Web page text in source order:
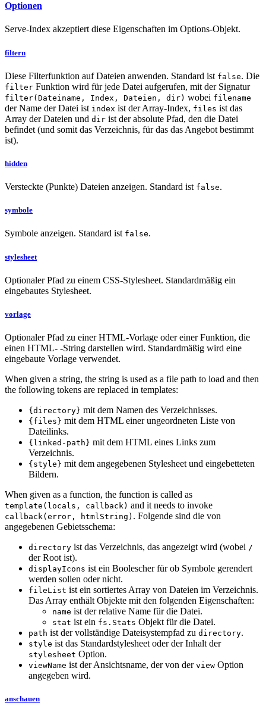
Optionen
Serve-Index akzeptiert diese Eigenschaften im Options-Objekt.
filtern
Diese Filterfunktion auf Dateien anwenden. Standard ist false. Die
filter Funktion wird für jede Datei aufgerufen, mit der Signatur
filter(Dateiname, Index, Dateien, dir) wobei filename
der Name der Datei ist index ist der Array-Index, files ist das
Array der Dateien und dir ist der absolute Pfad, den die Datei
befindet (und somit das Verzeichnis, für das das Angebot bestimmt
ist).
hidden
Versteckte (Punkte) Dateien anzeigen. Standard ist false.
symbole
Symbole anzeigen. Standard ist false.
stylesheet
Optionaler Pfad zu einem CSS-Stylesheet. Standardmäßig ein
eingebautes Stylesheet.
vorlage
Optionaler Pfad zu einer HTML-Vorlage oder einer Funktion, die
einen HTML- -String darstellen wird. Standardmäßig wird eine
eingebaute Vorlage verwendet.
When given a string, the string is used as a file path to load and then
the following tokens are replaced in templates:
{directory} mit dem Namen des Verzeichnisses.
{files} mit dem HTML einer ungeordneten Liste von
Dateilinks.
{linked-path} mit dem HTML eines Links zum
Verzeichnis.
{style} mit dem angegebenen Stylesheet und eingebetteten
Bildern.
When given as a function, the function is called as
template(locals, callback) and it needs to invoke
callback(error, htmlString) . Folgende sind die von
angegebenen Gebietsschema:
directory ist das Verzeichnis, das angezeigt wird (wobei /
der Root ist).
displayIcons ist ein Boolescher für ob Symbole gerendert
werden sollen oder nicht.
fileList ist ein sortiertes Array von Dateien im Verzeichnis.
Das Array enthält Objekte mit den folgenden Eigenschaften:
name ist der relative Name für die Datei.
stat ist ein fs.Stats Objekt für die Datei.
path ist der vollständige Dateisystempfad zu directory.
style ist das Standardstylesheet oder der Inhalt der
stylesheet Option.
viewName ist der Ansichtsname, der von der view Option
angegeben wird.
anschauen